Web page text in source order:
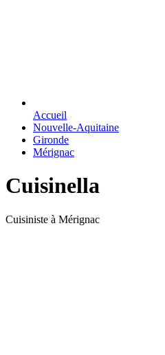
Accueil
Nouvelle-Aquitaine
Gironde
Mérignac
Cuisinella
Cuisiniste à Mérignac